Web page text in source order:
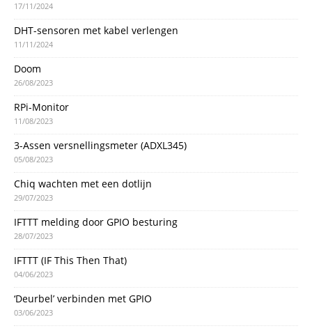
17/11/2024
DHT-sensoren met kabel verlengen
11/11/2024
Doom
26/08/2023
RPi-Monitor
11/08/2023
3-Assen versnellingsmeter (ADXL345)
05/08/2023
Chiq wachten met een dotlijn
29/07/2023
IFTTT melding door GPIO besturing
28/07/2023
IFTTT (IF This Then That)
04/06/2023
‘Deurbel’ verbinden met GPIO
03/06/2023